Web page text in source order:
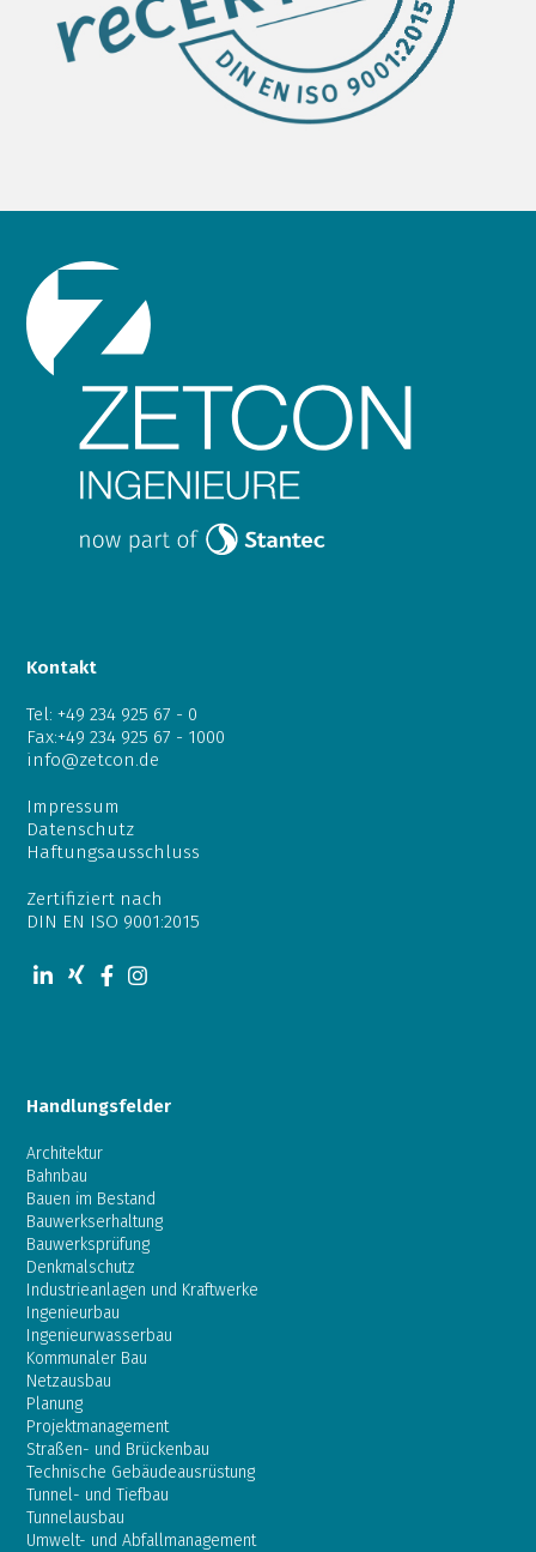
Kontakt
Tel: +49 234 925 67 - 0
Fax:+49 234 925 67 - 1000
info@zetcon.de
Impressum
Datenschutz
Haftungsausschluss
Zertifiziert nach
DIN EN ISO 9001:2015
Handlungsfelder
Architektur
Bahnbau
Bauen im Bestand
Bauwerkserhaltung
Bauwerksprüfung
Denkmalschutz
Industrieanlagen und Kraftwerke
Ingenieurbau
Ingenieurwasserbau
Kommunaler Bau
Netzausbau
Planung
Projektmanagement
Straßen- und Brückenbau
Technische Gebäudeausrüstung
Tunnel- und Tiefbau
Tunnelausbau
Umwelt- und Abfallmanagement